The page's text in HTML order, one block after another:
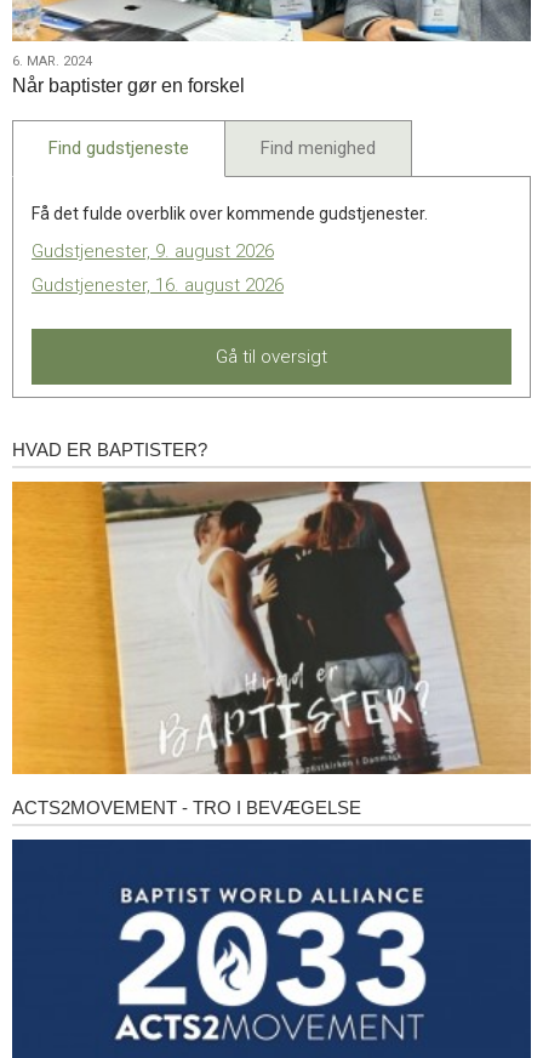
6.
mar.
6. MAR. 2024
Når baptister gør en forskel
Find gudstjeneste Find menighed
Få det fulde overblik over kommende gudstjenester.
Gudstjenester, 9. august 2026
Gudstjenester, 16. august 2026
Gå til oversigt
Hvad
er
HVAD ER BAPTISTER?
Acts2Movement
-
ACTS2MOVEMENT - TRO I BEVÆGELSE